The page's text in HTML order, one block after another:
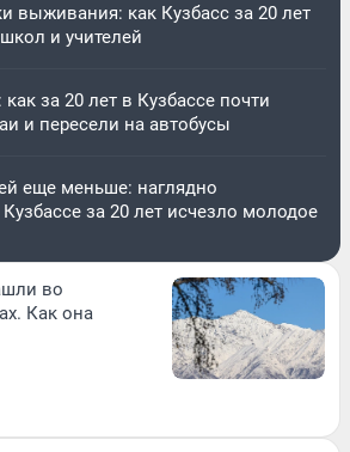
выживания: как Кузбасс за 20 лет
и учителей
за 20 лет в Кузбассе почти
и пересели на автобусы
еще меньше: наглядно
за 20 лет исчезло молодое
во
Как она